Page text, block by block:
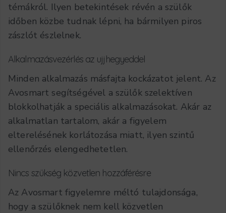
témákról. Ilyen betekintések révén a szülők
időben közbe tudnak lépni, ha bármilyen piros
zászlót észlelnek.
Alkalmazásvezérlés az ujjhegyeddel
Minden alkalmazás másfajta kockázatot jelent. Az
Avosmart segítségével a szülők szelektíven
blokkolhatják a speciális alkalmazásokat. Akár az
alkalmatlan tartalom, akár a figyelem
elterelésének korlátozása miatt, ilyen szintű
ellenőrzés elengedhetetlen.
Nincs szükség közvetlen hozzáférésre
Az Avosmart figyelemre méltó tulajdonsága,
hogy a szülőknek nem kell közvetlen